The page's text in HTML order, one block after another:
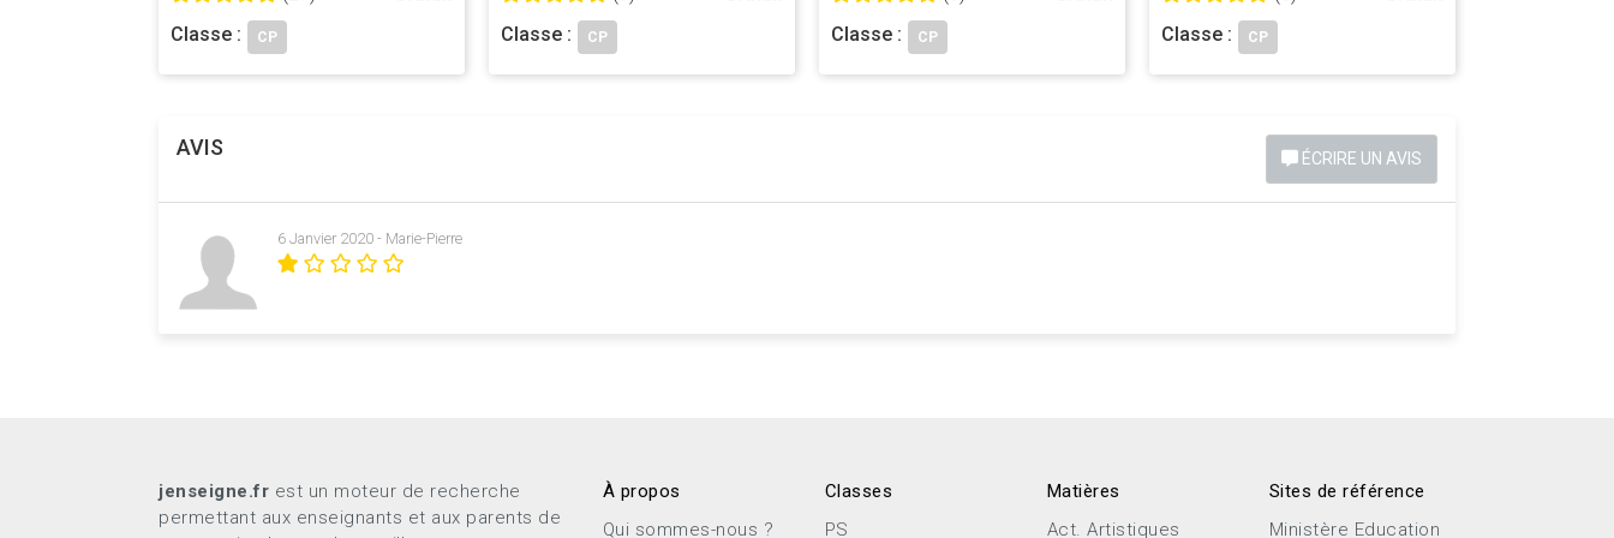
Éditeur : Fabrice Eveillard
© Fabrice Eveillard 2015
Classe :
CP
Classe :
CP
Classe :
CP
Classe :
CP
AVIS ÉCRIRE UN AVIS
6 Janvier 2020 - Marie-Pierre
jenseigne.fr est un moteur de recherche
permettant aux enseignants et aux parents de
À propos
Qui sommes-nous ?
Classes
PS
Matières
Act. Artistiques
Sites de référence
Ministère Education